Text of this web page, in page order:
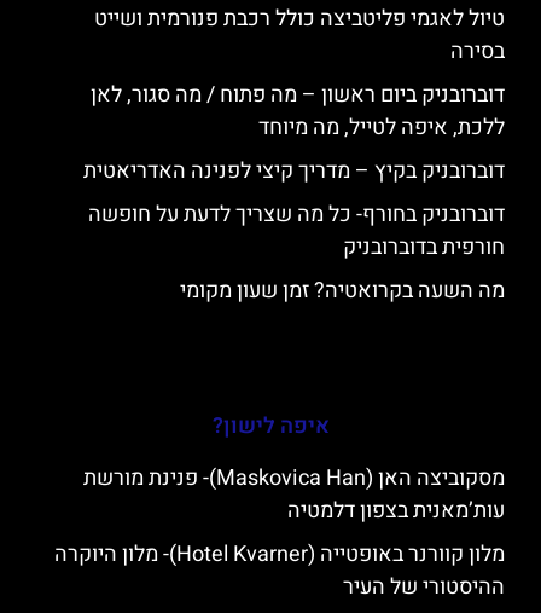
טיול לאגמי פליטביצה כולל רכבת פנורמית ושייט
בסירה
דוברובניק ביום ראשון – מה פתוח / מה סגור, לאן
ללכת, איפה לטייל, מה מיוחד
דוברובניק בקיץ – מדריך קיצי לפנינה האדריאטית
דוברובניק בחורף- כל מה שצריך לדעת על חופשה
חורפית בדוברובניק
מה השעה בקרואטיה? זמן שעון מקומי
איפה לישון?
מסקוביצה האן (Maskovica Han)- פנינת מורשת
עות’מאנית בצפון דלמטיה
מלון קוורנר באופטייה (Hotel Kvarner)- מלון היוקרה
ההיסטורי של העיר